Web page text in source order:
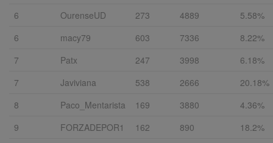
6
OurenseUD 273 4889
5.58%
6
macy79 603 7336
8.22%
7
Patx 247 3998
6.18%
7
Javiviana 538 2666
20.18%
8
Paco_Mentarista 169 3880
4.36%
9
FORZADEPOR1 162 890
18.2%